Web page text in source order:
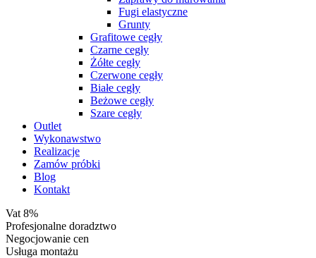
Fugi elastyczne
Grunty
Grafitowe cegły
Czarne cegły
Żółte cegły
Czerwone cegły
Białe cegły
Beżowe cegły
Szare cegły
Outlet
Wykonawstwo
Realizacje
Zamów próbki
Blog
Kontakt
Vat 8%
Profesjonalne doradztwo
Negocjowanie cen
Usługa montażu